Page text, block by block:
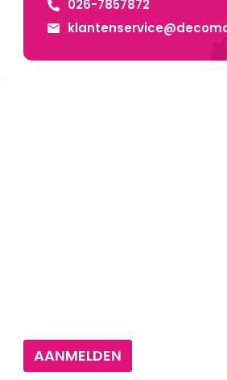
026-7857872
AANMELDEN